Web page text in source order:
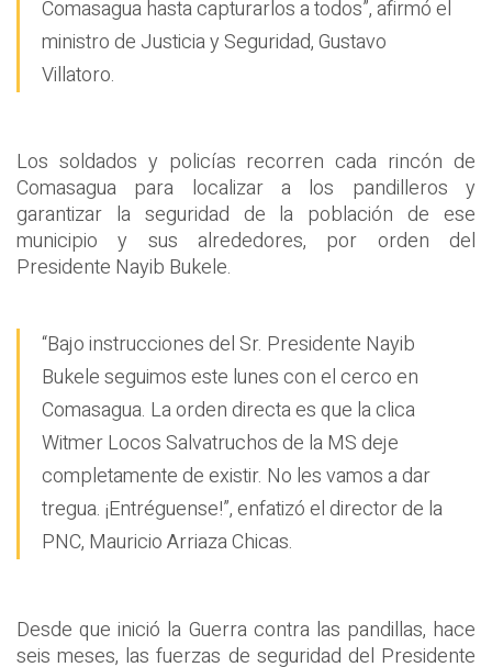
Comasagua hasta capturarlos a todos”, afirmó el
ministro de Justicia y Seguridad, Gustavo
Villatoro.
Los soldados y policías recorren cada rincón de
Comasagua para localizar a los pandilleros y
garantizar la seguridad de la población de ese
municipio y sus alrededores, por orden del
Presidente Nayib Bukele.
“Bajo instrucciones del Sr. Presidente Nayib
Bukele seguimos este lunes con el cerco en
Comasagua. La orden directa es que la clica
Witmer Locos Salvatruchos de la MS deje
completamente de existir. No les vamos a dar
tregua. ¡Entréguense!”, enfatizó el director de la
PNC, Mauricio Arriaza Chicas.
Desde que inició la Guerra contra las pandillas, hace
seis meses, las fuerzas de seguridad del Presidente